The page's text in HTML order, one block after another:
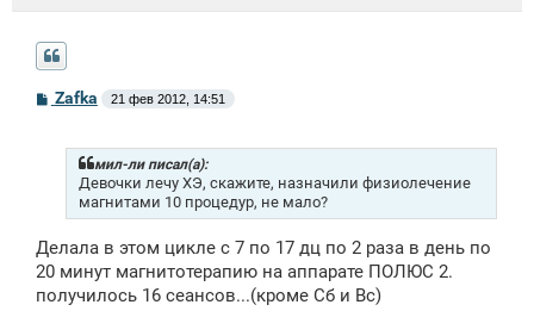
СZafka 21 фев 2012, 14:51
мил-ли писал(а):
Девочки лечу ХЭ, скажите, назначили физиолечение
магнитами 10 процедур, не мало?
Делала в этом цикле с 7 по 17 дц по 2 раза в день по
20 минут магнитотерапию на аппарате ПОЛЮС 2.
получилось 16 сеансов...(кроме Сб и Вс)